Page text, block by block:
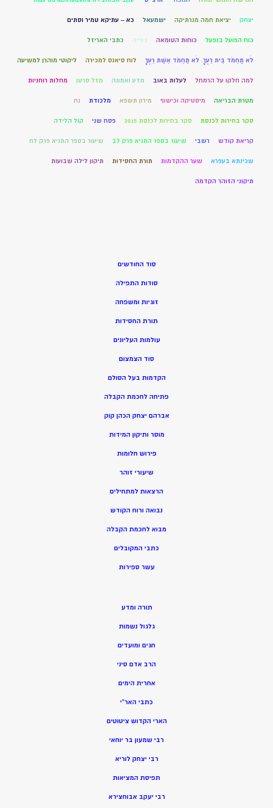
יצחק יציאת חמה מנרתיקה ישמעאל כא – עתיקא טמיר וסתים
כוח הפועל בנפעל כוחות הטומאה כפייה כתבי האריזל
לֹא תַחְמֹד בֵּית רֵעֶךָ. לֹא תַחְמֹד אֵשֶׁת רֵעֶךָ לוח סיאנס למכירה ליקוטי מוהרן למשיעה
למה חלקו על הרמחל לעלות באוב מדע ואמונה מזל סרטן מחלות רוחניות
מטרת הבריאה מיסטיקה וכישוף מירון תשפא מלכודת נח
סקר בחירות לכנסת סקר בחירות לכנסת 2015 פסח שני קול הלידה
קריאת קודש רשבי שיעור בספר התניא פרק לב שיעור בספר התניא פרק לח
שכינתא בעפרא שער ההקדמות תורת החסידות תיקון לילה שבועות
תיקוני הזוהר הקדמה
סוד החודשים
סודות התפילה
זוגיות ומשפחה
תורת החסידות
עולמות העליונים
סוד הצמצום
הקדמות בעל הסולם
פתיחה לחכמת הקבלה
אברהם יצחק הכהן קוק
מוסר ותיקון המידות
פירוש חלומות
שיעורי זוהר
הרצאות למתחילים
נבואה ורוח הקודש
מבוא לחכמת הקבלה
כתבי המקובלים
עשר ספירות
תורה ומדע
גלגול נשמות
חגים ומועדים
הרב אדם סיני
אחרית הימים
כתבי האר”י
הארי הקדוש ציטוטים
רבי שמעון בר יוחאי
רבי יצחק לוריא
תפיסת המציאות
רבי יעקב אבוחצירא